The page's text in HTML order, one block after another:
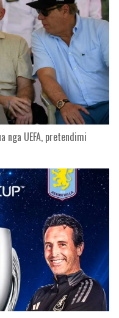
nga UEFA, pretendimi